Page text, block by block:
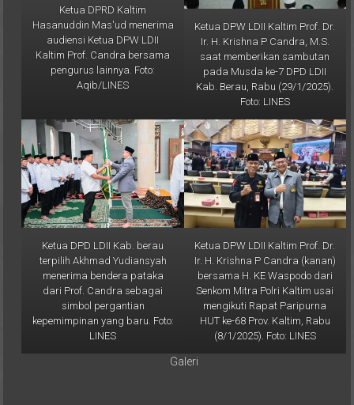
Hasanuddin Mas'ud menerima
audiensi Ketua DPW LDII
Kaltim Prof. Candra bersama
pengurus lainnya. Foto:
Aqib/LINES
Ketua DPW LDII Kaltim Prof. Dr.
Ir. H. Krishna P Candra, M.S.
saat memberikan sambutan
pada Musda ke-7 DPD LDII
Kab. Berau, Rabu (29/1/2025).
Foto: LINES
Ketua DPD LDII Kab. berau
terpilih Akhmad Yudiansyah
menerima bendera pataka
dari Prof. Candra sebagai
simbol pergantian
kepemimpinan yang baru. Foto:
LINES
Ketua DPW LDII Kaltim Prof. Dr.
Ir. H. Krishna P Candra (kanan)
bersama H. KE Waspodo dari
Senkom Mitra Polri Kaltim usai
mengikuti Rapat Paripurna
HUT ke-68 Prov. Kaltim, Rabu
(8/1/2025). Foto: LINES